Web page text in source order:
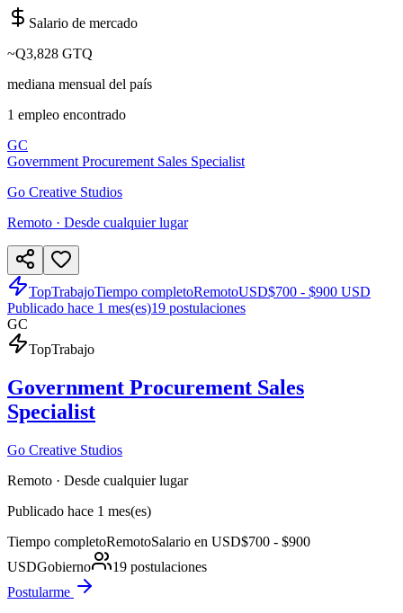
Salario de mercado
~Q3,828 GTQ
mediana mensual del país
1 empleo encontrado
GC
Government Procurement Sales Specialist
Go Creative Studios
Remoto · Desde cualquier lugar
TopTrabajoTiempo completoRemotoUSD$700 - $900 USD
Publicado hace 1 mes(es)19 postulaciones
GC
TopTrabajo
Government Procurement Sales
Specialist
Go Creative Studios
Remoto · Desde cualquier lugar
Publicado hace 1 mes(es)
Tiempo completoRemotoSalario en USD$700 - $900
USDGobierno 19 postulaciones
Postularme